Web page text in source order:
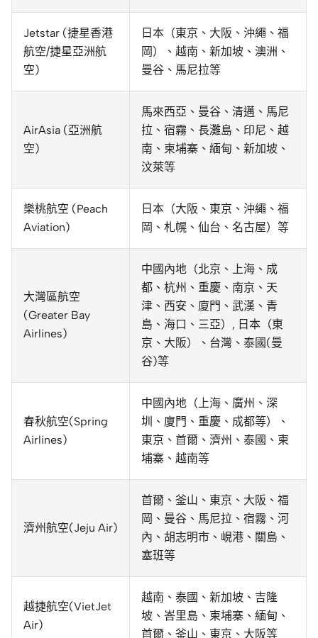
Jetstar (捷星香港
航空/捷星亞洲航
空)
日本（東京、大阪、沖繩、福
岡）、越南、新加坡、澳洲、
曼谷、馬尼拉等
AirAsia (亞洲航
空)
馬來西亞、曼谷、清邁、馬尼
拉、宿霧、長灘島、印尼、越
南、柬埔寨、緬甸、新加坡、
汶萊等
樂桃航空 (Peach
Aviation)
日本（大阪、東京、沖繩、福
岡、札幌、仙台、名古屋）等
大灣區航空
(Greater Bay
Airlines)
中國內地（北京、上海、成
都、杭州、重慶、南京、天
津、西安、廈門、武漢、青
島、海口、三亞）, 日本（東
京、大阪）、台灣、泰國(曼
谷)等
春秋航空(Spring
Airlines)
中國內地（上海、廣州、深
圳、廈門、重慶、成都等）、
東京、首爾、濟州、泰國、柬
埔寨、越南等
濟州航空(Jeju Air)
首爾、釜山、東京、大阪、福
岡、曼谷、馬尼拉、宿霧、河
內、胡志明市、峴港、關島、
塞班等
越捷航空(VietJet
Air)
越南、泰國、新加坡、吉隆
坡、峇里島、柬埔寨、緬甸、
首爾、釜山、東京、大阪等